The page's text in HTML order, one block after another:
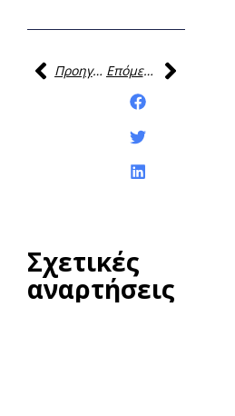
Προηγούμενη
Επόμενη
Σχετικές
αναρτήσεις